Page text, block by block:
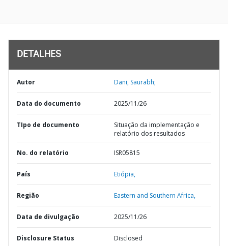
DETALHES
Autor Dani, Saurabh;
Data do documento 2025/11/26
TIpo de documento
Situação da implementação e
relatório dos resultados
No. do relatório ISR05815
País Etiópia,
Região Eastern and Southern Africa,
Data de divulgação 2025/11/26
Disclosure Status Disclosed